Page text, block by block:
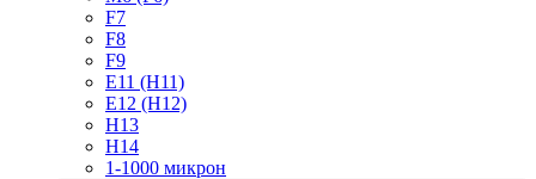
F7
F8
F9
E11 (H11)
E12 (H12)
H13
H14
1-1000 микрон